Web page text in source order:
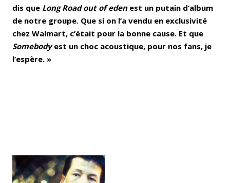
dis que Long Road out of edenest un putain d’album
de notre groupe. Que si on l’a vendu en exclusivité
chez Walmart, c’était pour la bonne cause. Et que
Somebodyest un choc acoustique, pour nos fans, je
l’espère. »